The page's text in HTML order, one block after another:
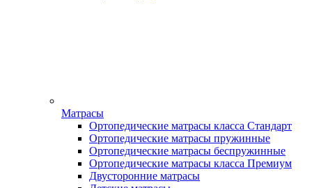
Матрасы
Ортопедические матрасы класса Стандарт
Ортопедические матрасы пружинные
Ортопедические матрасы беспружинные
Ортопедические матрасы класса Премиум
Двусторонние матрасы